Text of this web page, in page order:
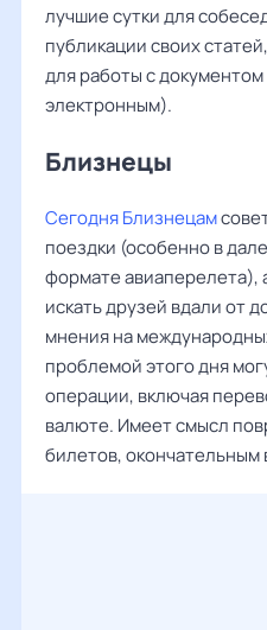
лучшие сутки для
публикации своих
для работы с
электронным).
Близнецы
Сегодня Близнецам
поездки (особенно в
формате авиаперелета),
искать друзей вдали от
мнения на
проблемой этого дня
операции, включая
валюте. Имеет смысл
билетов,